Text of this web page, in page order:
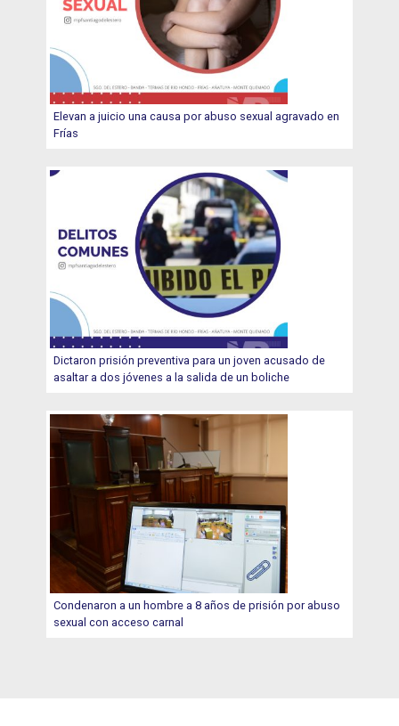
Elevan a juicio una causa por abuso sexual agravado en
Frías
Dictaron prisión preventiva para un joven acusado de
asaltar a dos jóvenes a la salida de un boliche
Condenaron a un hombre a 8 años de prisión por abuso
sexual con acceso carnal